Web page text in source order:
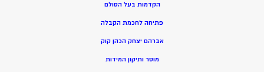
הקדמות בעל הסולם
פתיחה לחכמת הקבלה
אברהם יצחק הכהן קוק
מוסר ותיקון המידות